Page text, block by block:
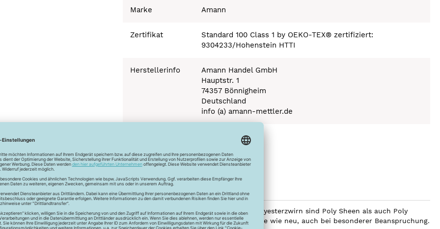
Marke Amann
Zertifikat
Standard 100 Class 1 by OEKO-TEX® zertifiziert:
9304233/Hohenstein HTTI
Herstellerinfo
Amann Handel GmbH
Hauptstr. 1
74357 Bönnigheim
Deutschland
info (a) amann-mettler.de
Lichtreflektion und glänzen deshalb besonders. Durch den trilobalen Polyesterzwirn sind Poly Sheen als auch Poly
und Vernähbarkeit. Darüber hinaus bleibt der tolle Glanz über Jahre wie neu, auch bei besonderer Beanspruchung.